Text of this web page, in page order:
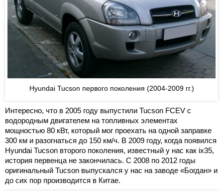
Hyundai Tucson первого поколения (2004-2009 гг.)
Интересно, что в 2005 году выпустили Tucson FCEV с
водородным двигателем на топливных элементах
мощностью 80 кВт, который мог проехать на одной заправке
300 км и разогнаться до 150 км/ч. В 2009 году, когда появился
Hyundai Tucson второго поколения, известный у нас как ix35,
история первенца не закончилась. С 2008 по 2012 годы
оригинальный Tucson выпускался у нас на заводе «Богдан» и
до сих пор производится в Китае.